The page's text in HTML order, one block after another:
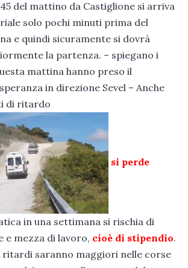
del mattino da Castiglione si arriva
solo pochi minuti prima del
e quindi sicuramente si dovrà
la partenza. – spiegano i
mattina hanno preso il
in direzione Sevel – Anche
di ritardo
si perde
in una settimana si rischia di
e mezza di lavoro, cioè di stipendio.
ritardi saranno maggiori nelle corse